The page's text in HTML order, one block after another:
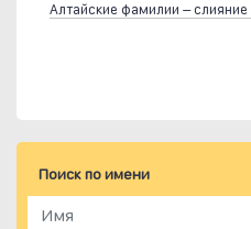
Алтайские фамилии – слияние
Поиск по имени